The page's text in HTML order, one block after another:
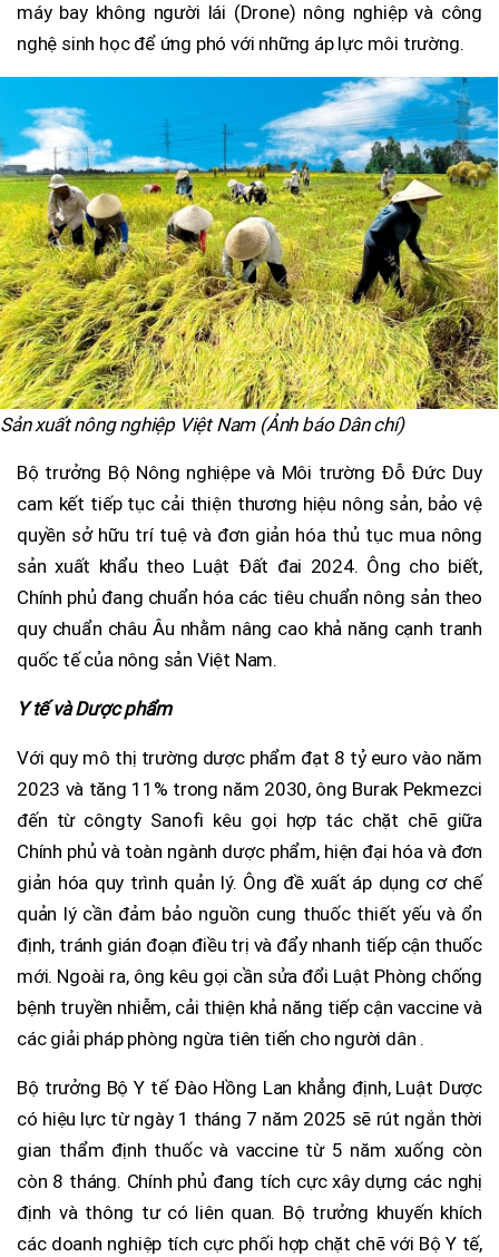
máy bay không người lái (Drone) nông nghiệp và công
nghệ sinh học để ứng phó với những áp lực môi trường.
Sản xuất nông nghiệp Việt Nam (Ảnh báo Dân chí)
Bộ trưởng Bộ Nông nghiệpe và Môi trường Đỗ Đức Duy
cam kết tiếp tục cải thiện thương hiệu nông sản, bảo vệ
quyền sở hữu trí tuệ và đơn giản hóa thủ tục mua nông
sản xuất khẩu theo Luật Đất đai 2024. Ông cho biết,
Chính phủ đang chuẩn hóa các tiêu chuẩn nông sản theo
quy chuẩn châu Âu nhằm nâng cao khả năng cạnh tranh
quốc tế của nông sản Việt Nam.
Y tế và Dược phẩm
Với quy mô thị trường dược phẩm đạt 8 tỷ euro vào năm
2023 và tăng 11% trong năm 2030, ông Burak Pekmezci
đến từ côngty Sanofi kêu gọi hợp tác chặt chẽ giữa
Chính phủ và toàn ngành dược phẩm, hiện đại hóa và đơn
giản hóa quy trình quản lý. Ông đề xuất áp dụng cơ chế
quản lý cần đảm bảo nguồn cung thuốc thiết yếu và ổn
định, tránh gián đoạn điều trị và đẩy nhanh tiếp cận thuốc
mới. Ngoài ra, ông kêu gọi cần sửa đổi Luật Phòng chống
bệnh truyền nhiễm, cải thiện khả năng tiếp cận vaccine và
các giải pháp phòng ngừa tiên tiến cho người dân .
Bộ trưởng Bộ Y tế Đào Hồng Lan khẳng định, Luật Dược
có hiệu lực từ ngày 1 tháng 7 năm 2025 sẽ rút ngắn thời
gian thẩm định thuốc và vaccine từ 5 năm xuống còn
còn 8 tháng. Chính phủ đang tích cực xây dựng các nghị
định và thông tư có liên quan. Bộ trưởng khuyến khích
các doanh nghiệp tích cực phối hợp chặt chẽ với Bộ Y tế,